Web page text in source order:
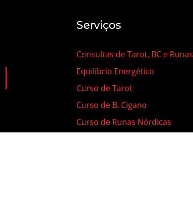
Serviços
Consultas de Tarot, BC e Runas
Equilíbrio Energético
Curso de Tarot
Curso de B. Cigano
Curso de Runas Nórdicas